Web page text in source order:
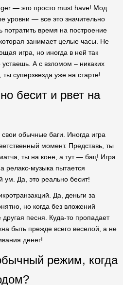
— это просто must have! Мод
уровни — все это значительно
время на построение
занимает целые часы. Не
игра, но иногда в ней так
устаешь. А с взломом – никаких
суперзвезда уже на старте!
бесит и рвет на
обычные баги. Иногда игра
момент. Представь, ты
ты на коне, а тут — бац! Игра
релакс-музыка пытается
ум. Да, это реально бесит!
Да, деньги за
но когда без вложений
песня. Куда-то пропадает
быть прежде всего веселой, а не
денег!
режим, когда